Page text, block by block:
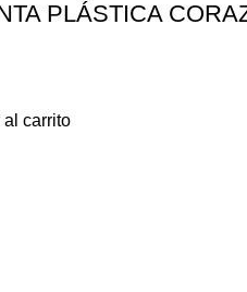
PLÁSTICA
al carrito